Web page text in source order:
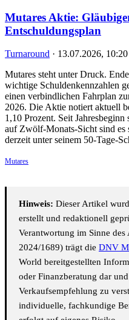
Mutares Aktie:
Entschuldungsplan
Turnaround · 13.07.2026,
Mutares steht unter Druck.
wichtige Schuldenkennzahlen
einen verbindlichen Fahrplan
2026. Die Aktie notiert aktuell
1,10 Prozent. Seit
auf Zwölf-Monats-Sicht sind es
derzeit unter seinem 50-Tage-
Mutares
Hinweis: Dieser Artikel
erstellt und redaktionell
Verantwortung im Sinne
2024/1689) trägt die DNV
World bereitgestellten
oder Finanzberatung dar
Verkaufsempfehlung zu
individuelle, fachkundige